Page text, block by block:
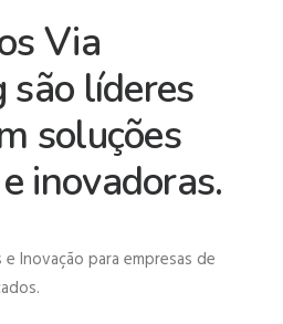
Via
são líderes
soluções
inovadoras.
Inovação para empresas de